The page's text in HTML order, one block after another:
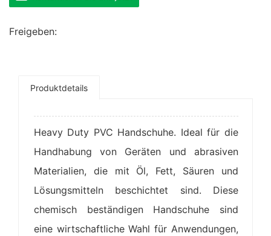
Freigeben:
Produktdetails
Heavy Duty PVC Handschuhe. Ideal für die
Handhabung von Geräten und abrasiven
Materialien, die mit Öl, Fett, Säuren und
Lösungsmitteln beschichtet sind. Diese
chemisch beständigen Handschuhe sind
eine wirtschaftliche Wahl für Anwendungen,